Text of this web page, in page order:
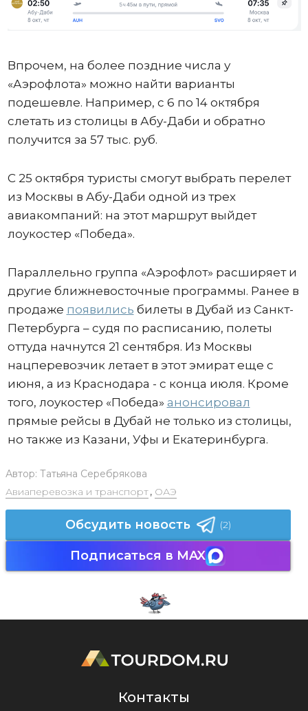
Впрочем, на более поздние числа у
«Аэрофлота» можно найти варианты
подешевле. Например, с 6 по 14 октября
слетать из столицы в Абу-Даби и обратно
получится за 57 тыс. руб.
С 25 октября туристы смогут выбрать перелет
из Москвы в Абу-Даби одной из трех
авиакомпаний: на этот маршрут выйдет
лоукостер «Победа».
Параллельно группа «Аэрофлот» расширяет и
другие ближневосточные программы. Ранее в
продаже появились билеты в Дубай из Санкт-
Петербурга – судя по расписанию, полеты
оттуда начнутся 21 сентября. Из Москвы
нацперевозчик летает в этот эмират еще с
июня, а из Краснодара - с конца июля. Кроме
того, лоукостер «Победа» анонсировал
прямые рейсы в Дубай не только из столицы,
но также из Казани, Уфы и Екатеринбурга.
Автор: Татьяна Серебрякова
Авиаперевозка и транспорт, ОАЭ
Обсудить новость (2)
Подписаться в MAX
Контакты